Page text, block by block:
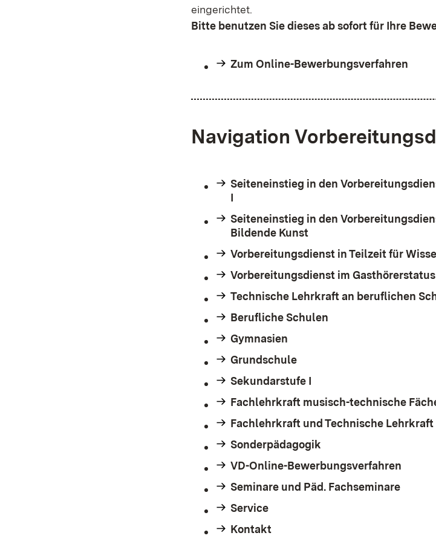
eingerichtet.
Bitte benutzen Sie dieses ab sofort für Ihre
Zum Online-Bewerbungsverfahren
Navigation
Seiteneinstieg in den
I
Seiteneinstieg in den
Bildende Kunst
Vorbereitungsdienst in Teilzeit für
Vorbereitungsdienst im Gasthörerstatus
Technische Lehrkraft an beruflichen
Berufliche Schulen
Gymnasien
Grundschule
Sekundarstufe I
Fachlehrkraft musisch-technische
Fachlehrkraft und Technische
Sonderpädagogik
VD-Online-Bewerbungsverfahren
Seminare und Päd. Fachseminare
Service
Kontakt